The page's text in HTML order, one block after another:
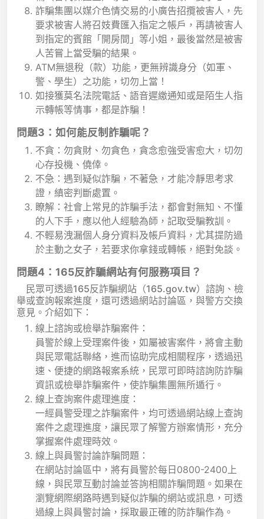
詐騙集團以媒介色情交易的小廣告招攬被害人，先
要求被害人將召妓費匯入指定之帳戶，再請被害人
到指定的賓館「開房間」等小姐，最後當然是被害
人苦嘗上當受騙的結果。
ATM無退稅（款）功能，更無辨識身分（如軍、
警、學生）之功能，切勿上當！
如接獲莫名法院電話、語音遲繳通知或是陌生人指
示轉帳等情事，都是詐騙！
問題3：如何能反制詐騙呢？
不貪：勿貪財、勿貪色，貪念愈強受害愈大，切勿
心存投機、僥倖。
不急：遇到疑似詐騙，不著急，才能冷靜思考求
證，縝密判斷處置。
瞭解：社會上常見的詐騙手法，都會對無知、不懂
的人下手，應以他人經驗為師，記取受騙教訓。
不輕易洩漏個人身分資料及帳戶資料，尤其提防過
於主動之女子，若要求你拿錢或轉帳，絕對免談。
問題4：165反詐騙網站有何服務項目？
民眾可透過165反詐騙網站（165.gov.tw）諮詢、檢
舉或查詢報案進度，還可透過網站討論區，與警方交換
意見。介紹如下：
線上諮詢或檢舉詐騙案件：
員警於線上受理案件後，如屬被害案件，將會主動
與民眾電話聯絡，進而協助完成相關程序，透過迅
速、便捷的網路報案系統，民眾可即時諮詢防詐騙
資訊或檢舉詐騙案件，使詐騙集團無所遁行。
線上查詢案件處理進度：
一經員警受理之詐騙案件，均可透過網站線上查詢
案件之處理進度，讓民眾了解警方辦案情形，充分
掌握案件處理時效。
線上與員警討論詐騙問題：
在網站討論區中，將有員警於每日0800-2400上
線，與民眾互動討論並答詢相關詐騙問題。如果在
瀏覽網際網路時遇到疑似詐騙的網站或訊息，可透
過線上與員警討論，採取最正確的防詐騙作為。